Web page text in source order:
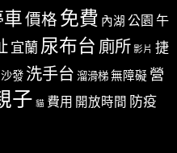
價格 免費 內湖 公園 午
宜蘭尿布台 廁所 影片 捷
沙發 洗手台 溜滑梯無障礙 營
子 貓 費用 開放時間 防疫